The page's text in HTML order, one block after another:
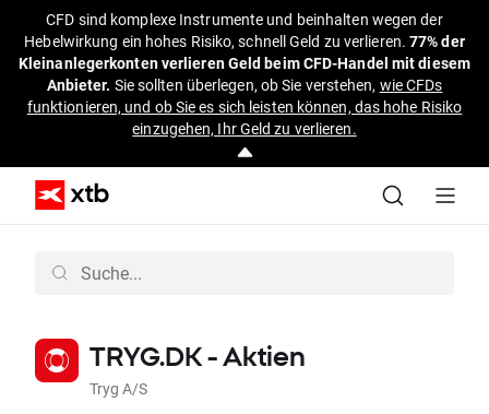
CFD sind komplexe Instrumente und beinhalten wegen der
Hebelwirkung ein hohes Risiko, schnell Geld zu verlieren.77% der
Kleinanlegerkonten verlieren Geld beim CFD-Handel mit diesem
Anbieter. Sie sollten überlegen, ob Sie verstehen, wie CFDs
funktionieren, und ob Sie es sich leisten können, das hohe Risiko
einzugehen, Ihr Geld zu verlieren.
TRYG.DK - Aktien
Tryg A/S